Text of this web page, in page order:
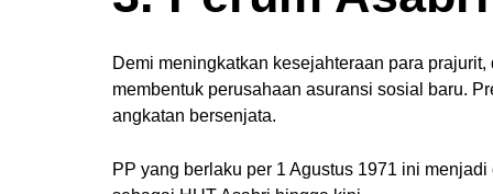
Demi meningkatkan kesejahteraan para
membentuk perusahaan asuransi sosial baru.
angkatan bersenjata.
PP yang berlaku per 1 Agustus 1971 ini